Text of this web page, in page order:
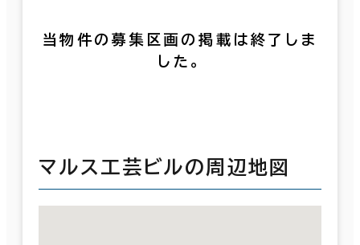
当物件の募集区画の掲載は終了しま
した。
マルス工芸ビルの周辺地図